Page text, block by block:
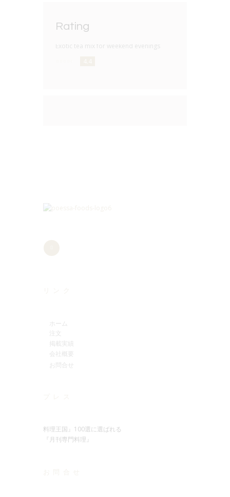
Rating
Exotic tea mix for weekend evenings
ホーム
注文
掲載実績
会社概要
お問合せ
料理王国』100選に選ばれる
『月刊専門料理』